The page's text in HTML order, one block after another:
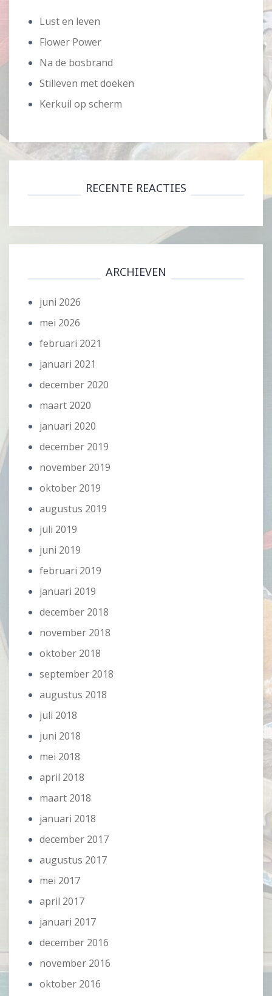
Lust en leven
Flower Power
Na de bosbrand
Stilleven met doeken
Kerkuil op scherm
RECENTE REACTIES
ARCHIEVEN
juni 2026
mei 2026
februari 2021
januari 2021
december 2020
maart 2020
januari 2020
december 2019
november 2019
oktober 2019
augustus 2019
juli 2019
juni 2019
februari 2019
januari 2019
december 2018
november 2018
oktober 2018
september 2018
augustus 2018
juli 2018
juni 2018
mei 2018
april 2018
maart 2018
januari 2018
december 2017
augustus 2017
mei 2017
april 2017
januari 2017
december 2016
november 2016
oktober 2016